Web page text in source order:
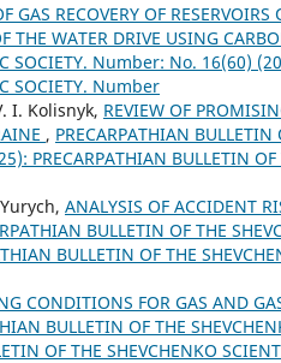
GAS RECOVERY OF RESERVOIRS
THE WATER DRIVE USING
SOCIETY. Number: No. 16(60)
SOCIETY. Number
I. Kolisnyk, REVIEW OF
, PRECARPATHIAN BULLETIN
PRECARPATHIAN BULLETIN OF
ANALYSIS OF ACCIDENT
BULLETIN OF THE
BULLETIN OF THE
CONDITIONS FOR GAS AND
BULLETIN OF THE
OF THE SHEVCHENKO